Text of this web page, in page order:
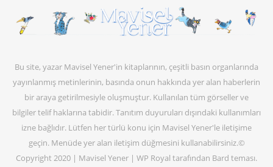
Bu site, yazar Mavisel Yener'in kitaplarının, çeşitli basın organlarında
yayınlanmış metinlerinin, basında onun hakkında yer alan haberlerin
bir araya getirilmesiyle oluşmuştur. Kullanılan tüm görseller ve
bilgiler telif haklarına tabidir. Tanıtım duyuruları dışındaki kullanımları
izne bağlıdır. Lütfen her türlü konu için Mavisel Yener'le iletişime
geçin. Menüde yer alan iletişim düğmesini kullanabilirsiniz.©
Copyright 2020 | Mavisel Yener | WP Royal tarafından Bard teması.